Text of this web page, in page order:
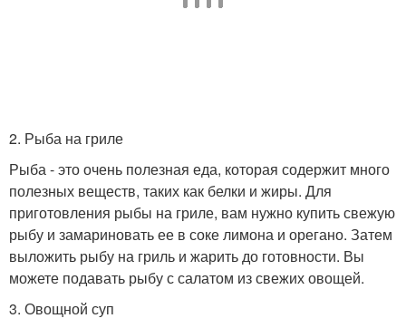
2. Рыба на гриле
Рыба - это очень полезная еда, которая содержит много
полезных веществ, таких как белки и жиры. Для
приготовления рыбы на гриле, вам нужно купить свежую
рыбу и замариновать ее в соке лимона и орегано. Затем
выложить рыбу на гриль и жарить до готовности. Вы
можете подавать рыбу с салатом из свежих овощей.
3. Овощной суп